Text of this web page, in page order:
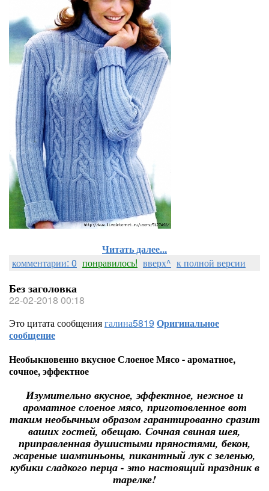
Читать далее...
комментарии: 0 понравилось! вверх^ к полной версии
Без заголовка
22-02-2018 00:18
Это цитата сообщениягалина5819 Оригинальное
сообщение
Необыкновенно вкусное Слоеное Мясо - ароматное,
сочное, эффектное
Изумительно вкусное, эффектное, нежное и
ароматное слоеное мясо, приготовленное вот
таким необычным образом гарантированно сразит
ваших гостей, обещаю. Сочная свиная шея,
приправленная душистыми пряностями, бекон,
жареные шампиньоны, пикантный лук с зеленью,
кубики сладкого перца - это настоящий праздник в
тарелке!